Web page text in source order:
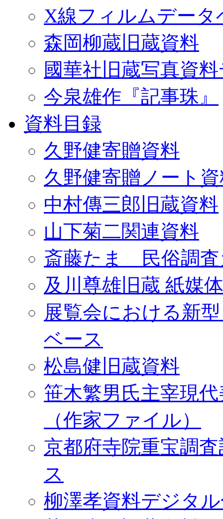
X線フィルムデータ
森岡柳蔵旧蔵資料
國華社旧蔵写真資
今泉雄作『記事珠』
資料目録
久野健寄贈資料
久野健寄贈ノート
中村傳三郎旧蔵資料
山下菊二関連資料
斎藤たま 民俗調査
及川尊雄旧蔵 紙媒
展覧会における新
ベース
松島健旧蔵資料
笹木繁男氏主宰現
（作家ファイル）
京都府寺院重宝調
ス
柳澤孝資料デジタ